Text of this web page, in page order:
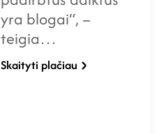
yra blogai“, –
teigia…
Skaityti plačiau